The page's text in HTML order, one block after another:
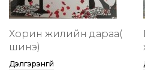
Хорин жилийн дараа(
шинэ)
Дэлгэрэнгүй